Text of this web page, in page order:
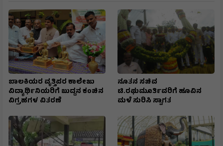
ಬಾಲಕಿಯರ ವೃತ್ತಿಪರ ಕಾಲೇಜು
ವಿದ್ಯಾರ್ಥಿನಿಯರಿಗೆ ಬುದ್ದನ ಕಂಚಿನ
ವಿಗ್ರಹಗಳ ವಿತರಣೆ
ನೂತನ ಸಚಿವ
ಟಿ.ರಘುಮೂರ್ತಿವರಿಗೆ ಹೂವಿನ
ಮಳೆ ಸುರಿಸಿ ಸ್ವಾಗತ